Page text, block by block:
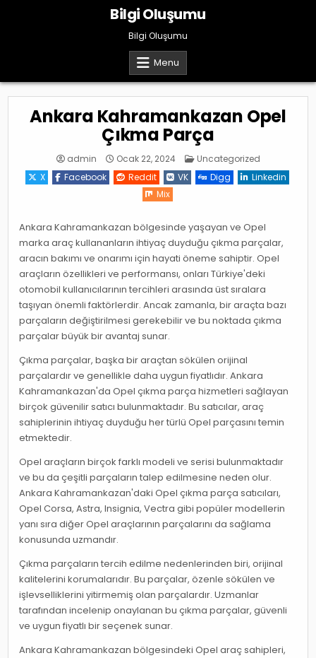
Bilgi Oluşumu
Bilgi Oluşumu
Menu
Ankara Kahramankazan Opel
Çıkma Parça
admin Ocak 22, 2024 Posted
Uncategorized
X
Facebook Reddit VK Digg
Linkedin
Mix
Ankara Kahramankazan bölgesinde yaşayan ve Opel
marka araç kullananların ihtiyaç duyduğu çıkma parçalar,
aracın bakımı ve onarımı için hayati öneme sahiptir. Opel
araçların özellikleri ve performansı, onları Türkiye'deki
otomobil kullanıcılarının tercihleri arasında üst sıralara
taşıyan önemli faktörlerdir. Ancak zamanla, bir araçta bazı
parçaların değiştirilmesi gerekebilir ve bu noktada çıkma
parçalar büyük bir avantaj sunar.
Çıkma parçalar, başka bir araçtan sökülen orijinal
parçalardır ve genellikle daha uygun fiyatlıdır. Ankara
Kahramankazan'da Opel çıkma parça hizmetleri sağlayan
birçok güvenilir satıcı bulunmaktadır. Bu satıcılar, araç
sahiplerinin ihtiyaç duyduğu her türlü Opel parçasını temin
etmektedir.
Opel araçların birçok farklı modeli ve serisi bulunmaktadır
ve bu da çeşitli parçaların talep edilmesine neden olur.
Ankara Kahramankazan'daki Opel çıkma parça satıcıları,
Opel Corsa, Astra, Insignia, Vectra gibi popüler modellerin
yanı sıra diğer Opel araçlarının parçalarını da sağlama
konusunda uzmandır.
Çıkma parçaların tercih edilme nedenlerinden biri, orijinal
kalitelerini korumalarıdır. Bu parçalar, özenle sökülen ve
işlevselliklerini yitirmemiş olan parçalardır. Uzmanlar
tarafından incelenip onaylanan bu çıkma parçalar, güvenli
ve uygun fiyatlı bir seçenek sunar.
Ankara Kahramankazan bölgesindeki Opel araç sahipleri,